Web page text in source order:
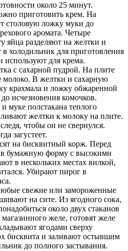
около 25 минут.
приготовить крем. На
столовую ложку муки до
аромата. Четыре
яйца разделяют на желтки и
холодильник для приготовления
используют для крема.
с сахарной пудрой. На плите
молоко. В желтки и сахарную
крахмала и ложку обжаренной
исчезновения комочков.
муке полстакана теплого
желтки к молоку на плите.
чтобы он не свернулся.
загустеет.
на бисквитный корж. Перед
бумажную форму с высокими
в нескольких местах вилкой,
Убирают пирог в
свежие или замороженные
на сите. Из ягодного сока,
около двух стаканов
желе, готовят желе
ягодами сверху
бисквита и заливают остывшим
до полного застывания.